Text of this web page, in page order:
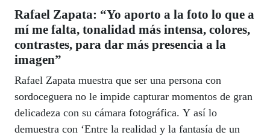
Rafael Zapata: “Yo aporto a la foto lo que a
mí me falta, tonalidad más intensa, colores,
contrastes, para dar más presencia a la
imagen”
Rafael Zapata muestra que ser una persona con
sordoceguera no le impide capturar momentos de gran
delicadeza con su cámara fotográfica. Y así lo
demuestra con ‘Entre la realidad y la fantasía de un